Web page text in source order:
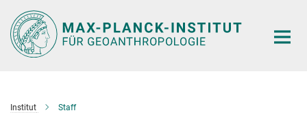
Hauptinhalt
Institut Staff